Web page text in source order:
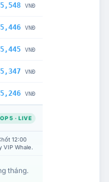
VNĐ
VNĐ
VNĐ
VNĐ
VNĐ
5 · LIVE
12:00
Whale.
tháng.